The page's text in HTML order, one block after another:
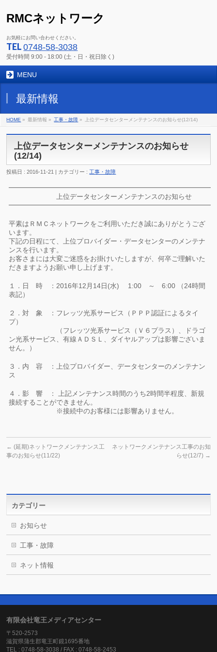
RMCネットワーク
お気軽にお問い合わせください。
TEL0748-58-3038
受付時間 9:00 - 18:00 (土・日・祝日除く)
MENU
最新情報
HOME » 最新情報 » 工事・故障 » 上位データセンターメンテナンスのお知らせ(12/14)
上位データセンターメンテナンスのお知らせ
(12/14)
投稿日 : 2016-11-21 | カテゴリー : 工事・故障
上位データセンターメンテナンスのお知らせ
平素はＲＭＣネットワークをご利用いただき誠にありがとうござ
います。
下記の日程にて、上位プロバイダー・データセンターのメンテナ
ンスを行います。
お客さまには大変ご迷惑をお掛けいたしますが、何卒ご理解いた
だきますようお願い申し上げます。
１．日 時 ：2016年12月14日(水) 1:00 ～ 6:00 （24時間
表記）
２．対 象 ：フレッツ光系サービス（ＰＰＰ認証によるタイ
プ）
（フレッツ光系サービス（Ｖ６プラス）、ドラゴ
ン光系サービス、有線ＡＤＳＬ、ダイヤルアップは影響ございま
せん。）
３．内 容 ：上位プロバイダー、データセンターのメンテナン
ス
４．影 響 ： 上記メンテナンス時間のうち2時間半程度、新規
接続することができません。
※接続中のお客様には影響ありません。
← (延期)ネットワークメンテナンス工
事のお知らせ(11/22)
ネットワークメンテナンス工事のお知
らせ(12/7) →
カテゴリー
お知らせ
工事・故障
ネット情報
有限会社竜王メディアセンター
〒520-2573
滋賀県蒲生郡竜王町鏡1695番地
TEL : 0748-58-3038 / FAX : 0748-58-2453